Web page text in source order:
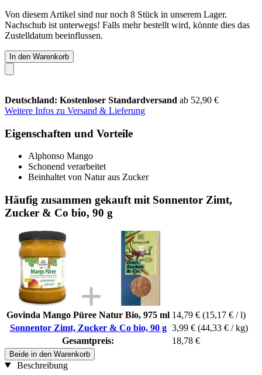
Von diesem Artikel sind nur noch 8 Stück in unserem Lager.
Nachschub ist unterwegs! Falls mehr bestellt wird, könnte dies das
Zustelldatum beeinflussen.
In den Warenkorb
Deutschland: Kostenloser Standardversand ab 52,90 €
Weitere Infos zu Versand & Lieferung
Eigenschaften und Vorteile
Alphonso Mango
Schonend verarbeitet
Beinhaltet von Natur aus Zucker
Häufig zusammen gekauft mit Sonnentor Zimt,
Zucker & Co bio, 90 g
Govinda Mango Püree Natur Bio, 975 ml 14,79 € (15,17 € / l)
Sonnentor Zimt, Zucker & Co bio, 90 g 3,99 € (44,33 € / kg)
Gesamtpreis:
18,78 €
Beide in den Warenkorb
Beschreibung